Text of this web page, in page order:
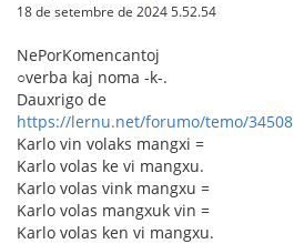
18 de setembre de 2024 5.52.54
NePorKomencantoj
○verba kaj noma -k-.
Dauxrigo de
https://lernu.net/forumo/temo/34508
Karlo vin volaks mangxi =
Karlo volas ke vi mangxu.
Karlo volas vink mangxu =
Karlo volas mangxuk vin =
Karlo volas ken vi mangxu.